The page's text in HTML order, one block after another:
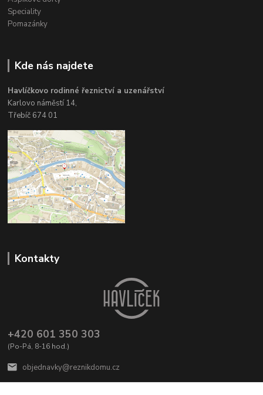
Speciality
Pomazánky
Kde nás najdete
Havlíčkovo rodinné řeznictví a uzenářství
Karlovo náměstí 14,
Třebíč 674 01
Kontakty
+420 601 350 303
(Po-Pá, 8-16 hod.)
objednavky@reznikdomu.cz